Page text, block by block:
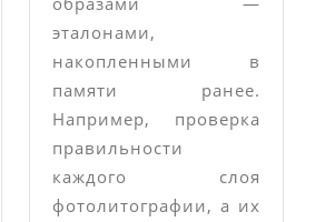
эталонами,
накопленными в
памяти ранее.
Например, проверка
правильности
каждого слоя
фотолитографии, а их